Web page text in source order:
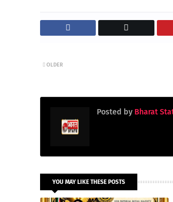
OLDER
Posted by Bharat
YOU MAY LIKE THESE POSTS